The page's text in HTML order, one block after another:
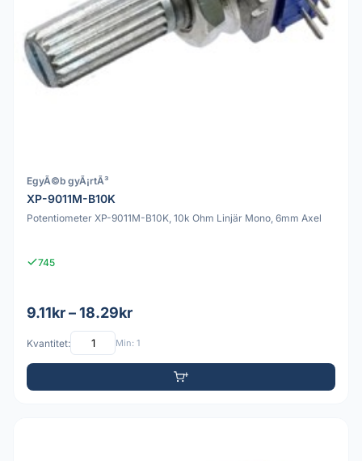
EgyÃ©b gyÃ¡rtÃ³
XP-9011M-B10K
Potentiometer XP-9011M-B10K, 10k Ohm Linjär Mono, 6mm Axel
745
9.11kr – 18.29kr
Kvantitet: Min: 1